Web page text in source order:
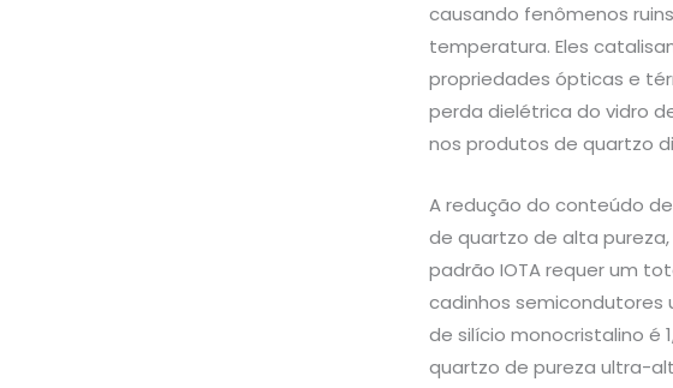
causando fenômenos
temperatura. Eles
propriedades ópticas e
perda dielétrica do vidro
nos produtos de quartzo
A redução do conteúdo
de quartzo de alta
padrão IOTA requer um
cadinhos semicondutores
de silício monocristalino é
quartzo de pureza ultra-